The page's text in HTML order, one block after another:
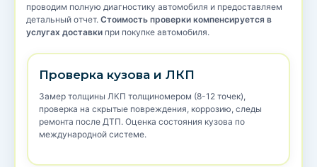
проводим полную диагностику автомобиля и предоставляем
детальный отчет. Стоимость проверки компенсируется в
услугах доставки при покупке автомобиля.
Проверка кузова и ЛКП
Замер толщины ЛКП толщиномером (8-12 точек),
проверка на скрытые повреждения, коррозию, следы
ремонта после ДТП. Оценка состояния кузова по
международной системе.